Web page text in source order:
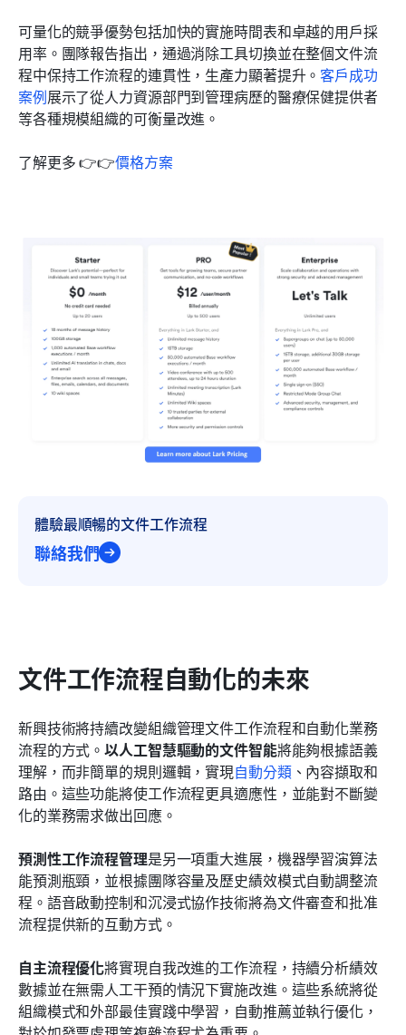
可量化的競爭優勢包括加快的實施時間表和卓越的用戶採
用率。團隊報告指出，通過消除工具切換並在整個文件流
程中保持工作流程的連貫性，生產力顯著提升。客戶成功
案例展示了從人力資源部門到管理病歷的醫療保健提供者
等各種規模組織的可衡量改進。
了解更多 👉👉價格方案
體驗最順暢的文件工作流程
聯絡我們
文件工作流程自動化的未來
新興技術將持續改變組織管理文件工作流程和自動化業務
流程的方式。以人工智慧驅動的文件智能將能夠根據語義
理解，而非簡單的規則邏輯，實現自動分類、內容擷取和
路由。這些功能將使工作流程更具適應性，並能對不斷變
化的業務需求做出回應。
預測性工作流程管理是另一項重大進展，機器學習演算法
能預測瓶頸，並根據團隊容量及歷史績效模式自動調整流
程。語音啟動控制和沉浸式協作技術將為文件審查和批准
流程提供新的互動方式。
自主流程優化將實現自我改進的工作流程，持續分析績效
數據並在無需人工干預的情況下實施改進。這些系統將從
組織模式和外部最佳實踐中學習，自動推薦並執行優化，